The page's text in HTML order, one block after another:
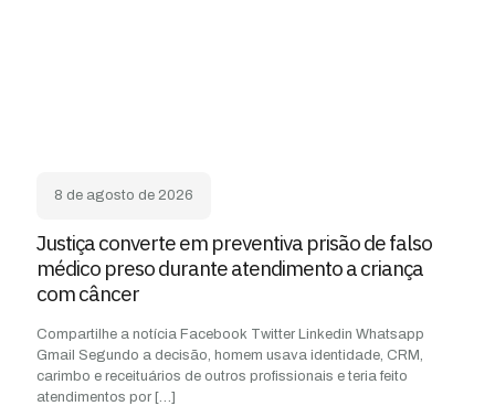
8 de agosto de 2026
Justiça converte em preventiva prisão de falso
médico preso durante atendimento a criança
com câncer
Compartilhe a notícia Facebook Twitter Linkedin Whatsapp
Gmail Segundo a decisão, homem usava identidade, CRM,
carimbo e receituários de outros profissionais e teria feito
atendimentos por […]